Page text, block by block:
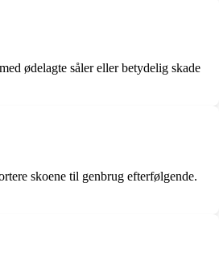
ødelagte såler eller betydelig skade
skoene til genbrug efterfølgende.